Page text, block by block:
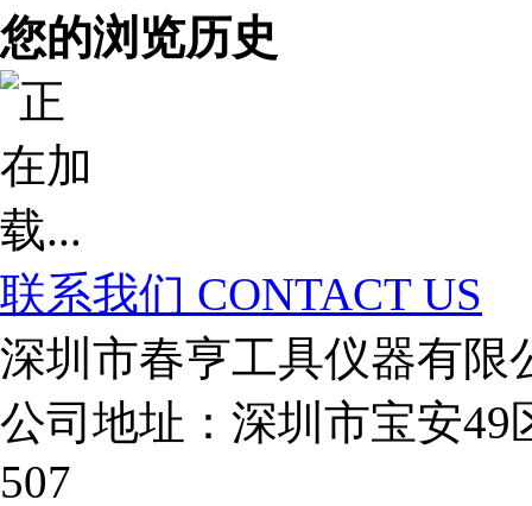
您的浏览历史
联系我们 CONTACT US
深圳市春亨工具仪器有限
公司地址：深圳市宝安
507